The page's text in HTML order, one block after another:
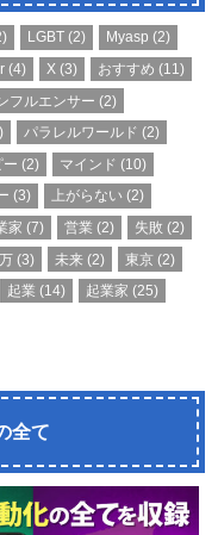
LGBT (2) Myasp (2)
(4) X (3) おすすめ (11)
フルエンサー (2)
パラレルワールド (2)
ー (2) マインド (10)
(3) 上がらない (2)
家 (7) 営業 (2) 失敗 (2)
(3) 未来 (2) 東京 (2)
起業 (14) 起業家 (25)
全て